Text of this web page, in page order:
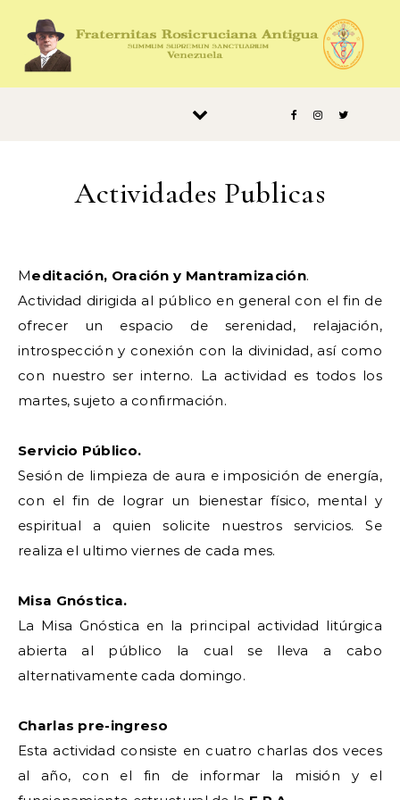
Actividades Publicas
Meditación, Oración y Mantramización.
Actividad dirigida al público en general con el fin de
ofrecer un espacio de serenidad, relajación,
introspección y conexión con la divinidad, así como
con nuestro ser interno. La actividad es todos los
martes, sujeto a confirmación.
Servicio Público.
Sesión de limpieza de aura e imposición de energía,
con el fin de lograr un bienestar físico, mental y
espiritual a quien solicite nuestros servicios. Se
realiza el ultimo viernes de cada mes.
Misa Gnóstica.
La Misa Gnóstica en la principal actividad litúrgica
abierta al público la cual se lleva a cabo
alternativamente cada domingo.
Charlas pre-ingreso
Esta actividad consiste en cuatro charlas dos veces
al año, con el fin de informar la misión y el